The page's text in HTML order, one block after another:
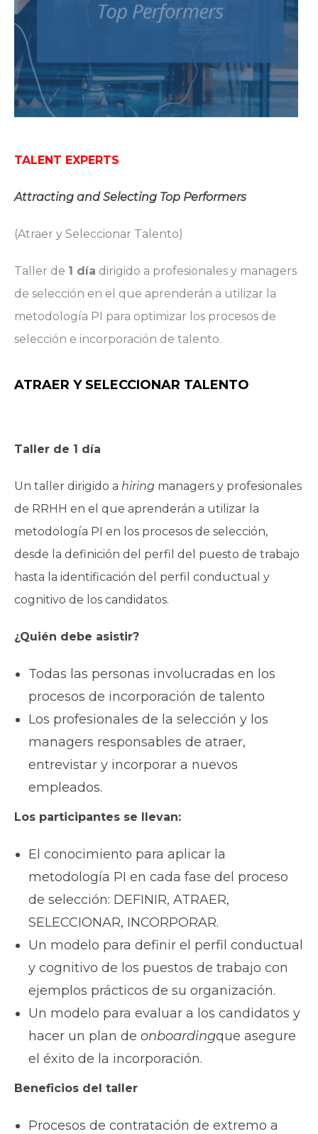
TALENT EXPERTS
Attracting andSelecting Top Performers
(Atraer y Seleccionar Talento)
Taller de 1 día dirigido a profesionales y managers
de selección en el que aprenderán a utilizar la
metodología PI para optimizar los procesos de
selección e incorporación de talento.
ATRAER Y SELECCIONAR TALENTO
Taller de 1 día
Un taller dirigido a hiring managers y profesionales
de RRHH en el que aprenderán a utilizar la
metodología PI en los procesos de selección,
desde la definición del perfil del puesto de trabajo
hasta la identificación del perfil conductual y
cognitivo de los candidatos.
¿Quién debe asistir?
Todas las personas involucradas en los
procesos de incorporación de talento
Los profesionales de la selección y los
managers responsables de atraer,
entrevistar y incorporar a nuevos
empleados.
Los participantes se llevan:
El conocimiento para aplicar la
metodología PI en cada fase del proceso
de selección: DEFINIR, ATRAER,
SELECCIONAR, INCORPORAR.
Un modelo para definir el perfil conductual
y cognitivo de los puestos de trabajo con
ejemplos prácticos de su organización.
Un modelo para evaluar a los candidatos y
hacer un plan de onboardingque asegure
el éxito de la incorporación.
Beneficios del taller
Procesos de contratación de extremo a